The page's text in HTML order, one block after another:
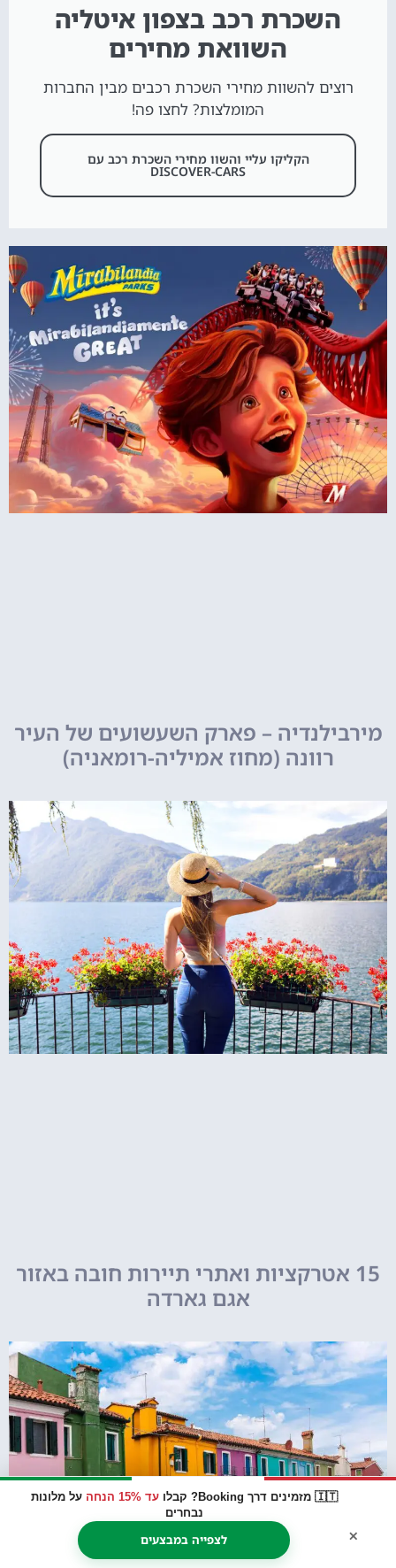
🇮🇹 מזמינים דרך Booking? קבלו עד 15% הנחה
על מלונות
נבחרים
לצפייה במבצעים ×
השכרת רכב בצפון איטליה
השוואת מחירים
רוצים להשוות מחירי השכרת רכבים מבין החברות
המומלצות? לחצו פה!
הקליקו עליי והשוו מחירי השכרת רכב עם
DISCOVER-CARS
מירבילנדיה – פארק השעשועים של העיר
רוונה (מחוז אמיליה-רומאניה)
15 אטרקציות ואתרי תיירות חובה באזור
אגם גארדה